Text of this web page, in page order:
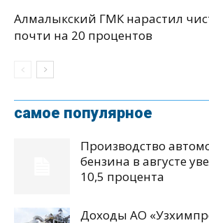
Алмалыкский ГМК нарастил
почти на 20 процентов
самое популярное
Производство
бензина в августе
10,5 процента
Доходы АО